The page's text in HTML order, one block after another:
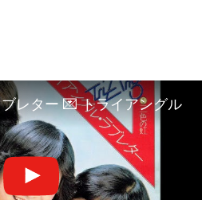
レター 💌 トライアングル